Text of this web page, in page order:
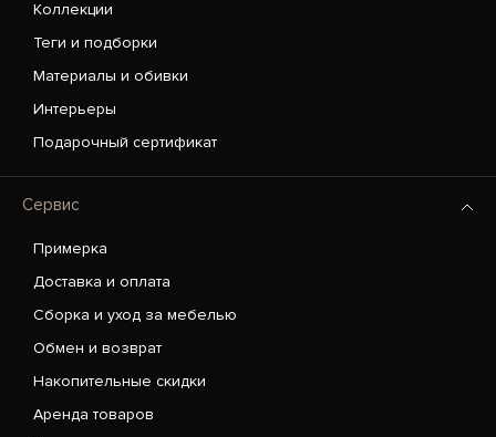
Коллекции
Теги и подборки
Материалы и обивки
Интерьеры
Подарочный сертификат
Сервис
Примерка
Доставка и оплата
Сборка и уход за мебелью
Обмен и возврат
Накопительные скидки
Аренда товаров